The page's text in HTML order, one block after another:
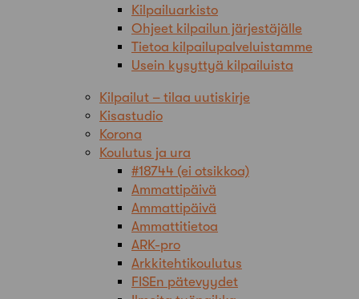
Kilpailuarkisto
Ohjeet kilpailun järjestäjälle
Tietoa kilpailupalveluistamme
Usein kysyttyä kilpailuista
Kilpailut – tilaa uutiskirje
Kisastudio
Korona
Koulutus ja ura
#18744 (ei otsikkoa)
Ammattipäivä
Ammattipäivä
Ammattitietoa
ARK-pro
Arkkitehtikoulutus
FISEn pätevyydet